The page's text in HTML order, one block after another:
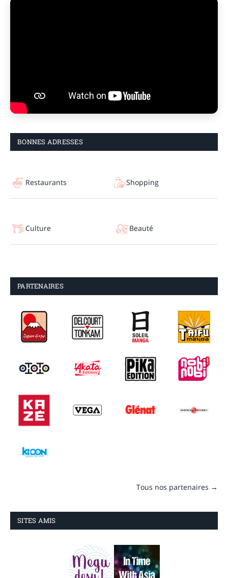
BONNES ADRESSES
Restaurants Shopping
Culture Beauté
PARTENAIRES
Tous nos partenaires →
SITES AMIS